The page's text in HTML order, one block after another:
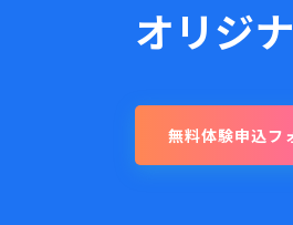
オリジ
無料体験申込フ